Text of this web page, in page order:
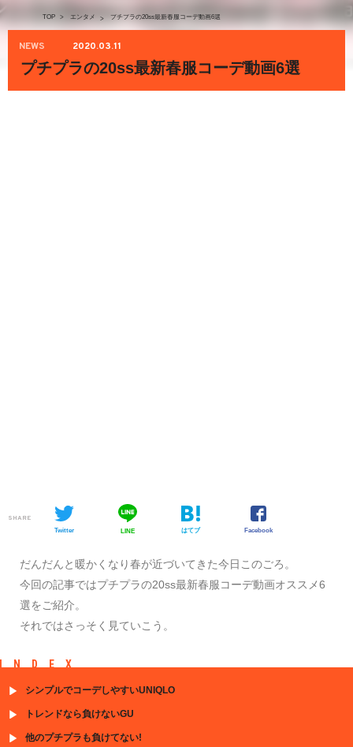
TOP > エンタメ > プチプラの20ss最新春服コーデ動画6選
NEWS 2020.03.11
プチプラの20ss最新春服コーデ動画6選
SHARE
Twitter LINE はてブ Facebook
だんだんと暖かくなり春が近づいてきた今日このごろ。
今回の記事ではプチプラの20ss最新春服コーデ動画オススメ6
選をご紹介。
それではさっそく見ていこう。
INDEX
シンプルでコーデしやすいUNIQLO
トレンドなら負けないGU
他のプチプラも負けてない!